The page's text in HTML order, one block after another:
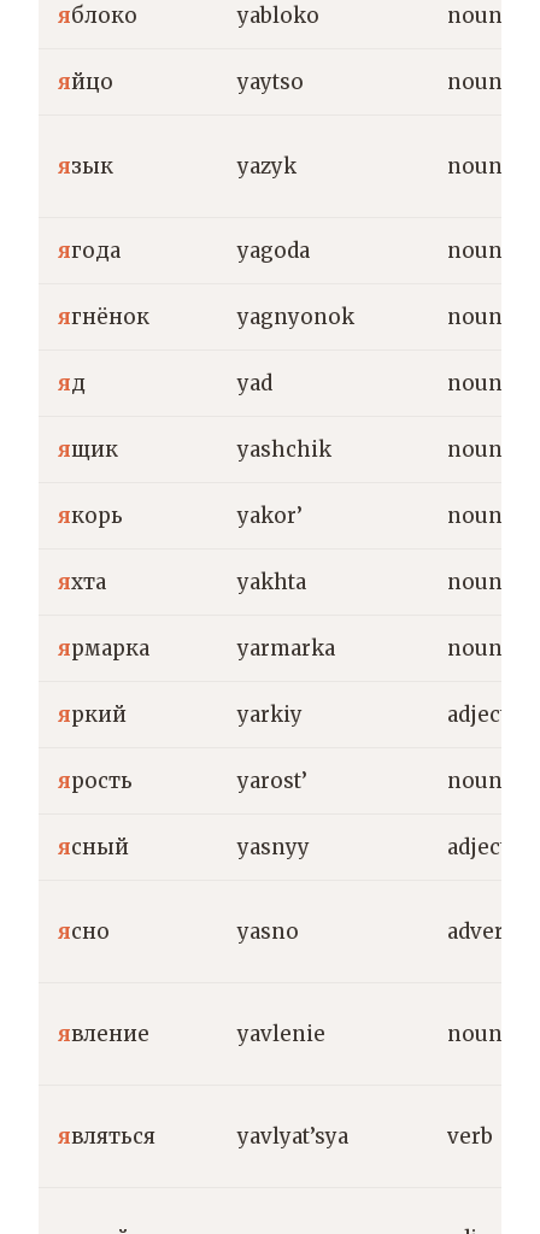
яблоко yabloko noun
яйцо yaytso noun
язык yazyk noun
ягода yagoda noun
ягнёнок yagnyonok noun
яд yad noun
ящик yashchik noun
якорь yakor’ noun
яхта yakhta noun
ярмарка yarmarka noun
яркий yarkiy adjective
ярость yarost’ noun
ясный yasnyy adjective
ясно yasno adverb
явление yavlenie noun
являться yavlyat’sya verb